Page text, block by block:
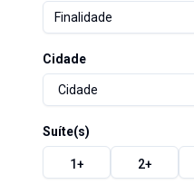
Finalidade
Cidade
Cidade
Suíte(s)
1+ 2+